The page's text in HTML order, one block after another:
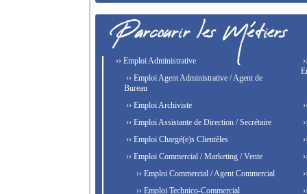
›› Emploi Administrative
›› Emploi Agent Administrative / Agent de
Bureau
›› Emploi Archiviste
›› Emploi Assistante de Direction / Secrétaire
›› Emploi Chargé(e)s Clientèles
›› Emploi Commercial / Marketing / Vente
›› Emploi Commercial / Agent Commercial
›› Emploi Technico-Commercial